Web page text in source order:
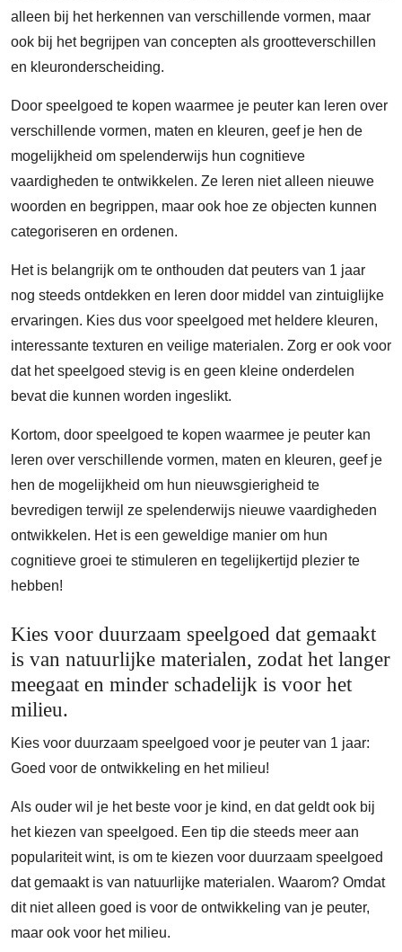
alleen bij het herkennen van verschillende vormen, maar
ook bij het begrijpen van concepten als grootteverschillen
en kleuronderscheiding.
Door speelgoed te kopen waarmee je peuter kan leren over
verschillende vormen, maten en kleuren, geef je hen de
mogelijkheid om spelenderwijs hun cognitieve
vaardigheden te ontwikkelen. Ze leren niet alleen nieuwe
woorden en begrippen, maar ook hoe ze objecten kunnen
categoriseren en ordenen.
Het is belangrijk om te onthouden dat peuters van 1 jaar
nog steeds ontdekken en leren door middel van zintuiglijke
ervaringen. Kies dus voor speelgoed met heldere kleuren,
interessante texturen en veilige materialen. Zorg er ook voor
dat het speelgoed stevig is en geen kleine onderdelen
bevat die kunnen worden ingeslikt.
Kortom, door speelgoed te kopen waarmee je peuter kan
leren over verschillende vormen, maten en kleuren, geef je
hen de mogelijkheid om hun nieuwsgierigheid te
bevredigen terwijl ze spelenderwijs nieuwe vaardigheden
ontwikkelen. Het is een geweldige manier om hun
cognitieve groei te stimuleren en tegelijkertijd plezier te
hebben!
Kies voor duurzaam speelgoed dat gemaakt
is van natuurlijke materialen, zodat het langer
meegaat en minder schadelijk is voor het
milieu.
Kies voor duurzaam speelgoed voor je peuter van 1 jaar:
Goed voor de ontwikkeling en het milieu!
Als ouder wil je het beste voor je kind, en dat geldt ook bij
het kiezen van speelgoed. Een tip die steeds meer aan
populariteit wint, is om te kiezen voor duurzaam speelgoed
dat gemaakt is van natuurlijke materialen. Waarom? Omdat
dit niet alleen goed is voor de ontwikkeling van je peuter,
maar ook voor het milieu.